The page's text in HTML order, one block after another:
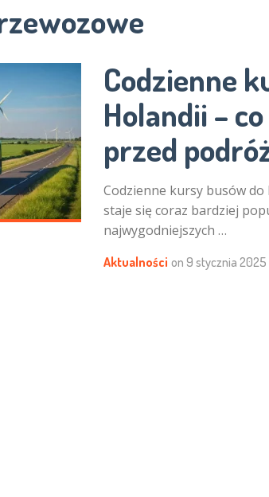
Codzienne
Holandii –
przed
Codzienne kursy busów
staje się coraz bardziej
najwygodniejszych …
Aktualności on 9 stycznia 2025